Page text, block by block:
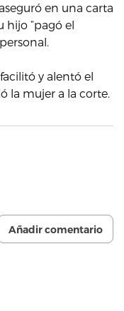
en una carta
hijo “pagó el
y alentó el
la mujer a la corte.
Añadir comentario